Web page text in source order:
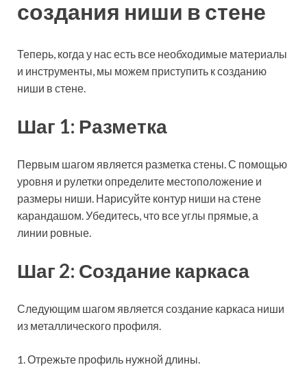
создания ниши в стене
Теперь, когда у нас есть все необходимые материалы
и инструменты, мы можем приступить к созданию
ниши в стене.
Шаг 1: Разметка
Первым шагом является разметка стены. С помощью
уровня и рулетки определите местоположение и
размеры ниши. Нарисуйте контур ниши на стене
карандашом. Убедитесь, что все углы прямые, а
линии ровные.
Шаг 2: Создание каркаса
Следующим шагом является создание каркаса ниши
из металлического профиля.
1. Отрежьте профиль нужной длины.